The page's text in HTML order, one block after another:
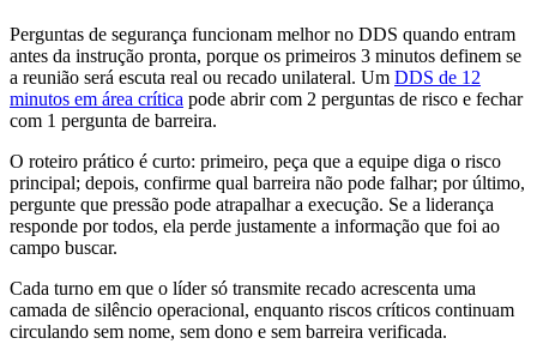
Perguntas de segurança funcionam melhor no DDS quando entram
antes da instrução pronta, porque os primeiros 3 minutos definem se
a reunião será escuta real ou recado unilateral. Um DDS de 12
minutos em área crítica pode abrir com 2 perguntas de risco e fechar
com 1 pergunta de barreira.
O roteiro prático é curto: primeiro, peça que a equipe diga o risco
principal; depois, confirme qual barreira não pode falhar; por último,
pergunte que pressão pode atrapalhar a execução. Se a liderança
responde por todos, ela perde justamente a informação que foi ao
campo buscar.
Cada turno em que o líder só transmite recado acrescenta uma
camada de silêncio operacional, enquanto riscos críticos continuam
circulando sem nome, sem dono e sem barreira verificada.